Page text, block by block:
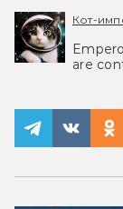
Кот-
are